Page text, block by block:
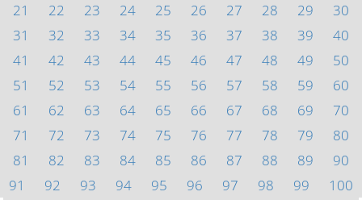
21
22 23 24 25 26 27 28 29
30
31
32 33 34 35 36 37 38 39
40
41
42 43 44 45 46 47 48 49
50
51
52 53 54 55 56 57 58 59
60
61
62 63 64 65 66 67 68 69
70
71
72 73 74 75 76 77 78 79
80
81
82 83 84 85 86 87 88 89
90
91
92 93 94 95 96 97 98 99
100